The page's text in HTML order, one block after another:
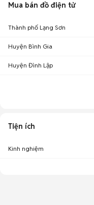
Mua bán đồ điện tử
Thành phố Lạng Sơn
Huyện Bình Gia
Huyện Đình Lập
Tiện ích
Kinh nghiệm